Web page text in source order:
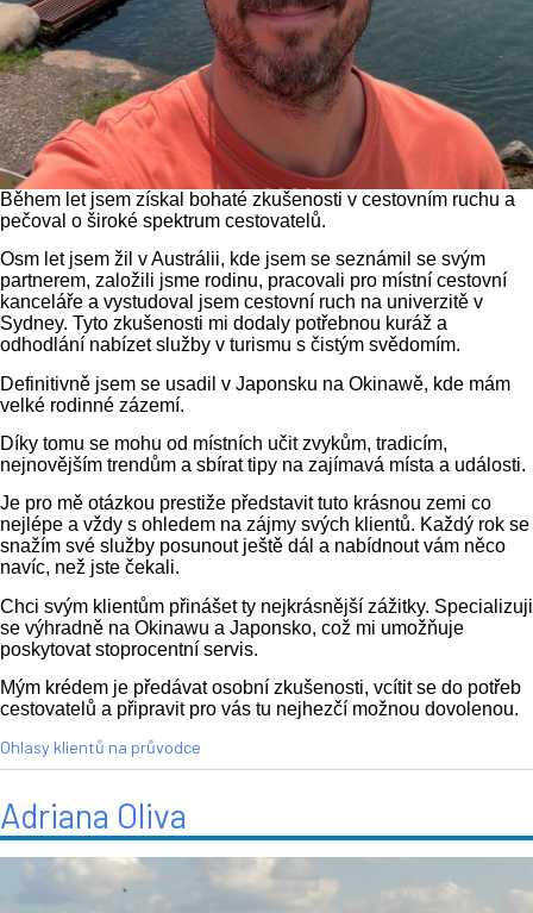
Během let jsem získal bohaté zkušenosti v cestovním ruchu a
pečoval o široké spektrum cestovatelů.
Osm let jsem žil v Austrálii, kde jsem se seznámil se svým
partnerem, založili jsme rodinu, pracovali pro místní cestovní
kanceláře a vystudoval jsem cestovní ruch na univerzitě v
Sydney. Tyto zkušenosti mi dodaly potřebnou kuráž a
odhodlání nabízet služby v turismu s čistým svědomím.
Definitivně jsem se usadil v Japonsku na Okinawě, kde mám
velké rodinné zázemí.
Díky tomu se mohu od místních učit zvykům, tradicím,
nejnovějším trendům a sbírat tipy na zajímavá místa a události.
Je pro mě otázkou prestiže představit tuto krásnou zemi co
nejlépe a vždy s ohledem na zájmy svých klientů. Každý rok se
snažím své služby posunout ještě dál a nabídnout vám něco
navíc, než jste čekali.
Chci svým klientům přinášet ty nejkrásnější zážitky. Specializuji
se výhradně na Okinawu a Japonsko, což mi umožňuje
poskytovat stoprocentní servis.
Mým krédem je předávat osobní zkušenosti, vcítit se do potřeb
cestovatelů a připravit pro vás tu nejhezčí možnou dovolenou.
Ohlasy klientů na průvodce
Adriana Oliva